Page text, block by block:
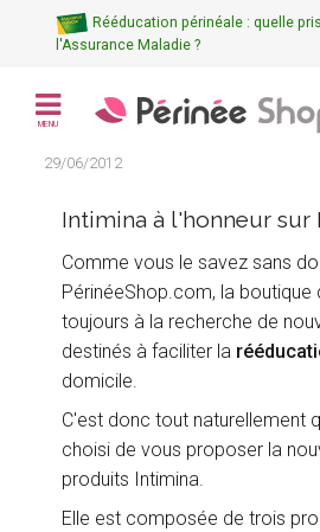
Rééducation périnéale : quelle
l'Assurance Maladie ?
MENU
29/06/2012
Intimina à l'honneur sur
Comme vous le savez sans
PérinéeShop.com, la boutique
toujours à la recherche de
destinés à faciliter la
domicile.
C'est donc tout naturellement
choisi de vous proposer la
produits Intimina.
Elle est composée de trois